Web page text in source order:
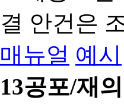
결 안건은
매뉴얼 예시
13공포/재